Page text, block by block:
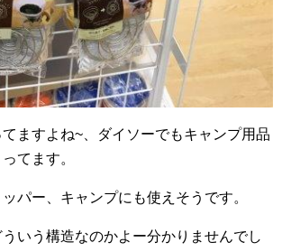
ますよね~、ダイソーでもキャンプ用品
てます。
パー、キャンプにも使えそうです。
いう構造なのかよー分かりませんでし